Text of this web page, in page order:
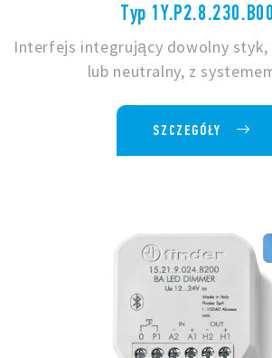
Typ
Interfejs integrujący dowolny
lub neutralny, z
SZCZEGÓŁY